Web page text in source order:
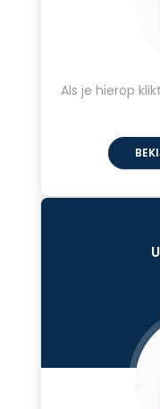
Als je hierop